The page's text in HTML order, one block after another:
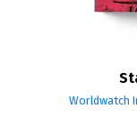
Worldwatch